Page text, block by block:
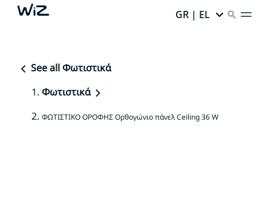
GR | EL
See all Φωτιστικά
Φωτιστικά
ΦΩΤΙΣΤΙΚΟ ΟΡΟΦΗΣ Ορθογώνιο πάνελ Ceiling 36 W